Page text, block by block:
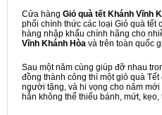
Cửa hàng Giỏ quà tết Khánh Vĩnh
phối chính thức các loại Giỏ quà tết
hàng nhập khẩu chính hãng cho
Vĩnh Khánh Hòa và trên toàn quốc
Sau một năm cùng giúp đỡ nhau
đồng thành công thì một giỏ quà
người tặng, và hi vọng cho năm
hẳn không thể thiếu bánh, mứt, kẹo,